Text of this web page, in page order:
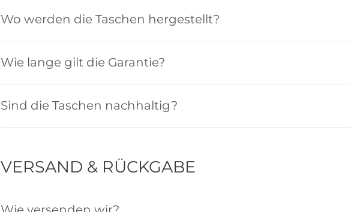
Wo werden die Taschen hergestellt?
Wie lange gilt die Garantie?
Sind die Taschen nachhaltig?
VERSAND & RÜCKGABE